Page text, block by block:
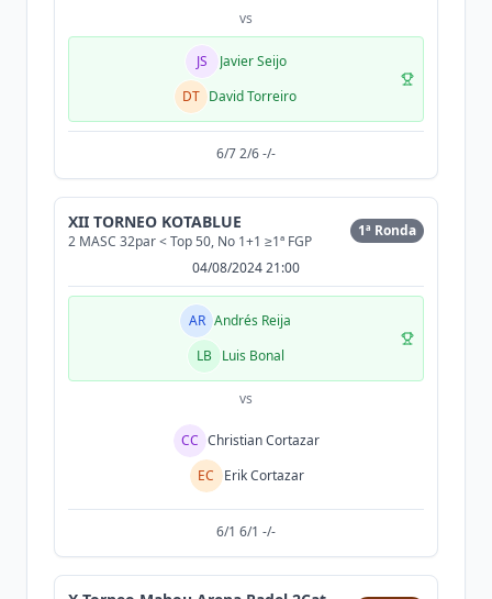
vs
JS
Javier Seijo
DT David Torreiro
6/7 2/6 -/-
XII TORNEO KOTABLUE
2 MASC 32par < Top 50, No 1+1 ≥1ª FGP
1ª Ronda
04/08/2024 21:00
AR Andrés Reija
LB
Luis Bonal
vs
CC Christian Cortazar
EC
Erik Cortazar
6/1 6/1 -/-